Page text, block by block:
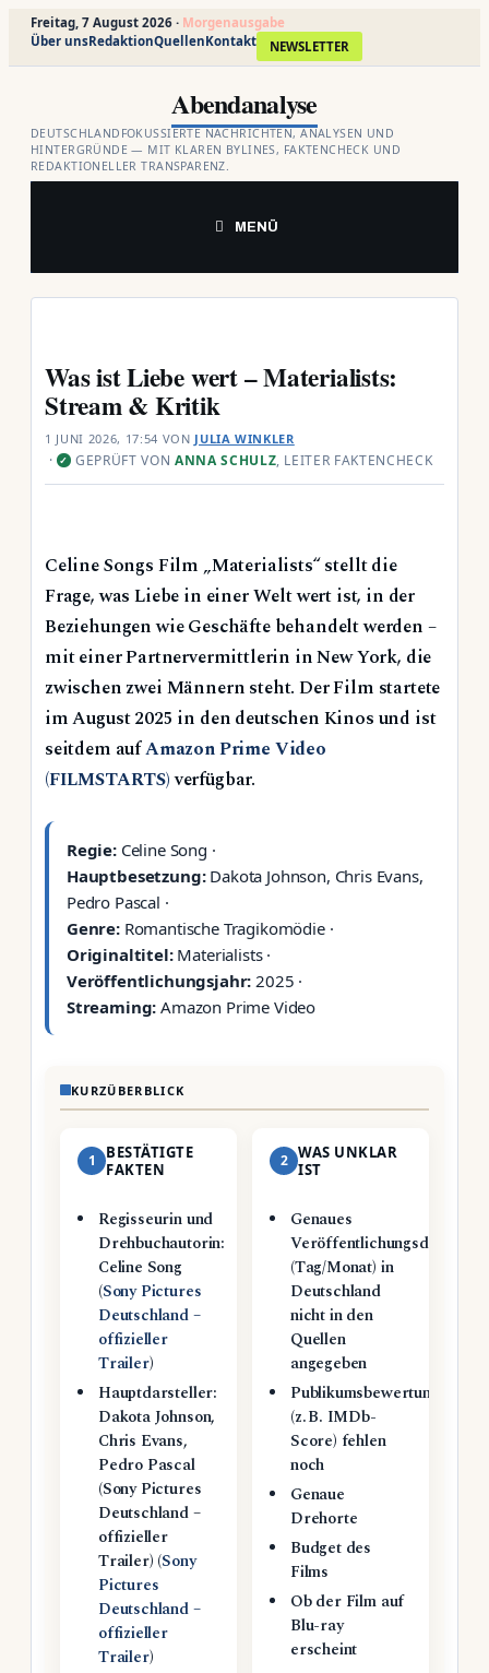
Freitag, 7 August 2026 · Morgenausgabe
Über unsRedaktionQuellenKontakt NEWSLETTER
springen
Abendanalyse
DEUTSCHLANDFOKUSSIERTE NACHRICHTEN, ANALYSEN UND
HINTERGRÜNDE — MIT KLAREN BYLINES, FAKTENCHECK UND
REDAKTIONELLER TRANSPARENZ.
MENÜ
Was ist Liebe wert – Materialists:
Stream & Kritik
1 JUNI 2026, 17:54 VON JULIA WINKLER
· ✓ GEPRÜFT VON ANNA SCHULZ, LEITER FAKTENCHECK
Celine Songs Film „Materialists“ stellt die
Frage, was Liebe in einer Welt wert ist, in der
Beziehungen wie Geschäfte behandelt werden –
mit einer Partnervermittlerin in New York, die
zwischen zwei Männern steht. Der Film startete
im August 2025 in den deutschen Kinos und ist
seitdem aufAmazon Prime Video
(FILMSTARTS)verfügbar.
Regie:Celine Song ·
Hauptbesetzung:Dakota Johnson, Chris Evans,
Pedro Pascal ·
Genre:Romantische Tragikomödie ·
Originaltitel:Materialists ·
Veröffentlichungsjahr: 2025 ·
Streaming: Amazon Prime Video
KURZÜBERBLICK
1
BESTÄTIGTE
FAKTEN
Regisseurin und
Drehbuchautorin:
Celine Song
(Sony Pictures
Deutschland –
offizieller
Trailer)
Hauptdarsteller:
Dakota Johnson,
Chris Evans,
Pedro Pascal
(Sony Pictures
Deutschland –
offizieller
Trailer) (Sony
Pictures
Deutschland –
offizieller
Trailer)
2 WAS UNKLAR
IST
Genaues
Veröffentlichungsdatum
(Tag/Monat) in
Deutschland
nicht in den
Quellen
angegeben
Publikumsbewertungen
(z. B. IMDb-
Score) fehlen
noch
Genaue
Drehorte
Budget des
Films
Ob der Film auf
Blu-ray
erscheint